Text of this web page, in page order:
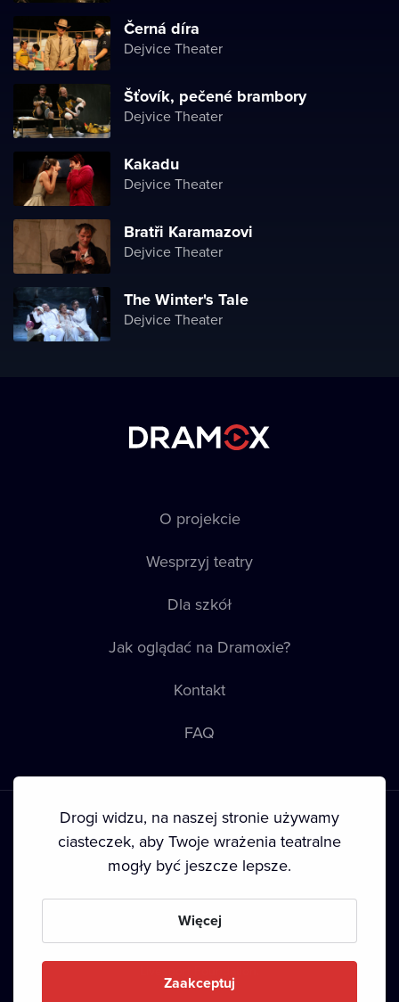
Černá díra
Dejvice Theater
Šťovík, pečené brambory
Dejvice Theater
Kakadu
Dejvice Theater
Bratři Karamazovi
Dejvice Theater
The Winter's Tale
Dejvice Theater
O projekcie
Wesprzyj teatry
Dla szkół
Jak oglądać na Dramoxie?
Kontakt
FAQ
Prawa autorskie
Drogi widzu, na naszej stronie używamy
ciasteczek, aby Twoje wrażenia teatralne
mogły być jeszcze lepsze.
Więcej
Zaakceptuj